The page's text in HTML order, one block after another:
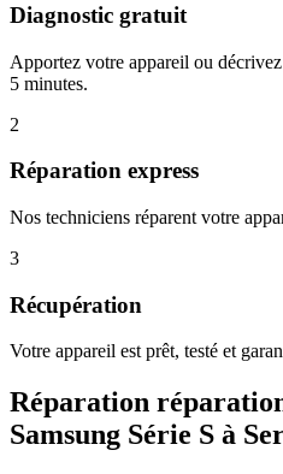
Diagnostic gratuit
Apportez votre appareil ou
5 minutes.
2
Réparation express
Nos techniciens réparent votre
3
Récupération
Votre appareil est prêt, testé et
Réparation
Samsung Série S à